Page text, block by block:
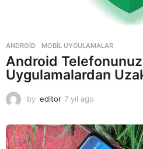
ANDROID ,MOBIL UYGULAMALAR
Android
Uygulamalardan
by editor 7 yıl ago
l
a